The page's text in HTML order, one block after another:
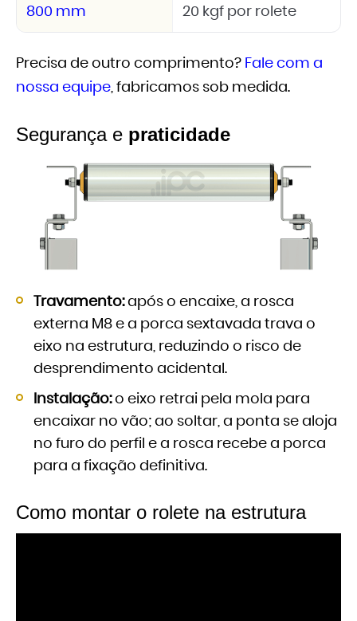
800 mm 20 kgf por rolete
Precisa de outro comprimento? Fale com a
nossa equipe, fabricamos sob medida.
Segurança e praticidade
Travamento:após o encaixe, a rosca
externa M8 e a porca sextavada trava o
eixo na estrutura, reduzindo o risco de
desprendimento acidental.
Instalação:o eixo retrai pela mola para
encaixar no vão; ao soltar, a ponta se aloja
no furo do perfil e a rosca recebe a porca
para a fixação definitiva.
Como montar o rolete na estrutura